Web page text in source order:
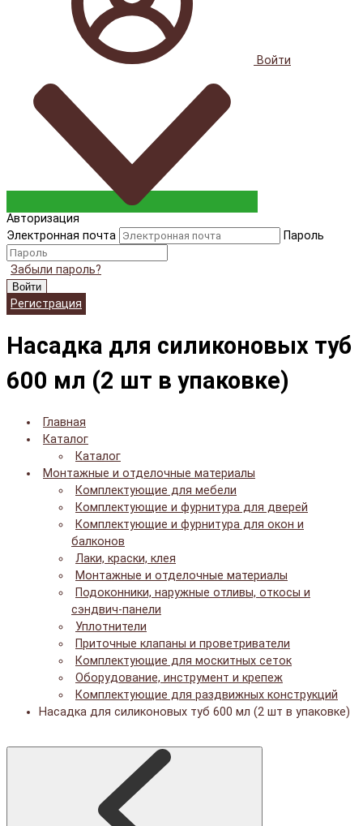
Войти
Авторизация
Электронная почта
Пароль
Забыли пароль?
Войти
Регистрация
Насадка для силиконовых туб
600 мл (2 шт в упаковке)
Главная
Каталог
Каталог
Монтажные и отделочные материалы
Комплектующие для мебели
Комплектующие и фурнитура для дверей
Комплектующие и фурнитура для окон и
балконов
Лаки, краски, клея
Монтажные и отделочные материалы
Подоконники, наружные отливы, откосы и
сэндвич-панели
Уплотнители
Приточные клапаны и проветриватели
Комплектующие для москитных сеток
Оборудование, инструмент и крепеж
Комплектующие для раздвижных конструкций
Насадка для силиконовых туб 600 мл (2 шт в упаковке)